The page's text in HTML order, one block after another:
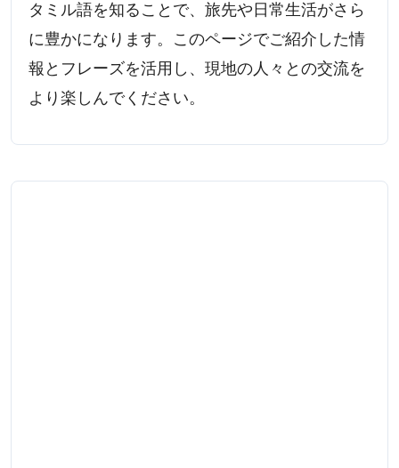
タミル語を知ることで、旅先や日常生活がさら
に豊かになります。このページでご紹介した情
報とフレーズを活用し、現地の人々との交流を
より楽しんでください。